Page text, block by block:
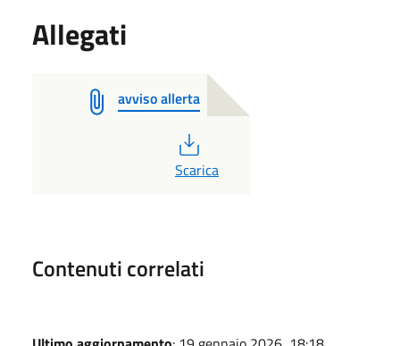
Allegati
avviso allerta
PDF
Scarica
Contenuti correlati